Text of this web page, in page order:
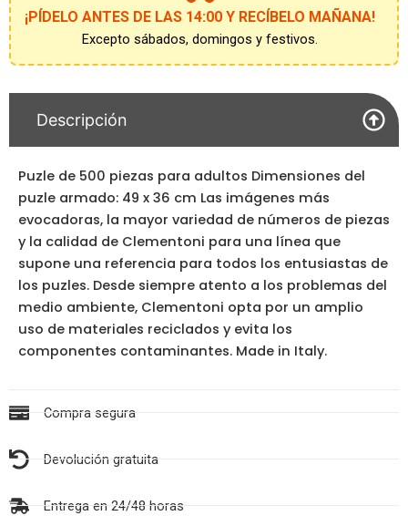
de
espera
¡PÍDELO ANTES DE LAS 14:00 Y RECÍBELO MAÑANA!
Excepto sábados, domingos y festivos.
Descripción
Puzle de 500 piezas para adultos Dimensiones del
puzle armado: 49 x 36 cm Las imágenes más
evocadoras, la mayor variedad de números de piezas
y la calidad de Clementoni para una línea que
supone una referencia para todos los entusiastas de
los puzles. Desde siempre atento a los problemas del
medio ambiente, Clementoni opta por un amplio
uso de materiales reciclados y evita los
componentes contaminantes. Made in Italy.
Compra segura
Devolución gratuita
Entrega en 24/48 horas